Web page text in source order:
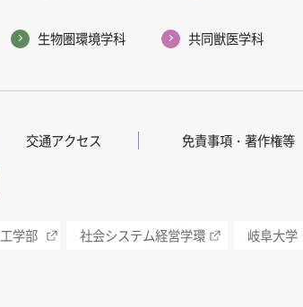
生物圏環境学科 共同獣医学科
交通アクセス 免責事項・著作権等
工学部 社会システム経営学環 岐阜大学